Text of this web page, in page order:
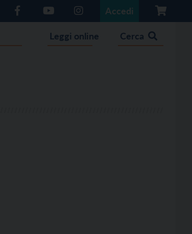
Accedi
Leggi online Cerca